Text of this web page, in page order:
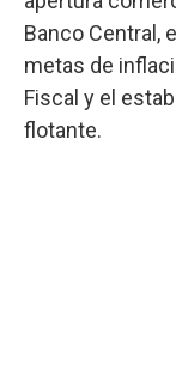
Banco Central,
metas de
Fiscal y el
flotante.